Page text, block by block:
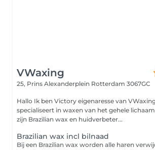
VWaxing
25, Prins Alexanderplein Rotterdam 3067GC
Hallo Ik ben Victory eigenaresse van
specialiseert in waxen van het gehele
zijn Brazilian wax en huidverbeter...
Brazilian wax incl bilnaad